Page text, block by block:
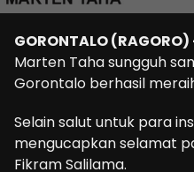
GORONTALO (RAGORO)
Marten Taha sungguh
Gorontalo berhasil
Selain salut untuk para
mengucapkan selamat
Fikram Salilama.